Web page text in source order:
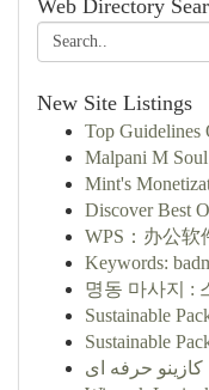
Web Directory
New Site Listings
Top
Malpani M
Mint's
Discover Best
WPS：办公软
Keywords:
명동 마사지 :
Sustainable
Sustainable
کازینو حرفه ای